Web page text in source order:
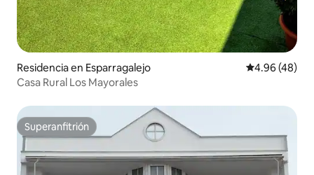
Residencia en Esparragalejo Calificación
4.96 (48)
Casa Rural Los Mayorales
Superanfitrión
Superanfitrión